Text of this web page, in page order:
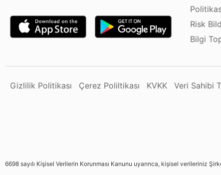
Risk
Bilgi
Gizlilik Politikası Çerez Poliltikası KVKK Veri Sahibi
6698 sayılı Kişisel Verilerin Korunması Kanunu uyarınca, kişisel verileriniz